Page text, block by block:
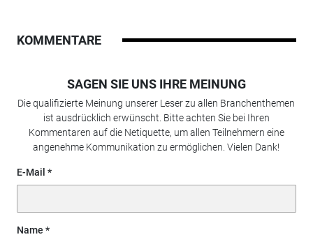
KOMMENTARE
SAGEN SIE UNS IHRE MEINUNG
Die qualifizierte Meinung unserer Leser zu allen Branchenthemen
ist ausdrücklich erwünscht. Bitte achten Sie bei Ihren
Kommentaren auf die Netiquette, um allen Teilnehmern eine
angenehme Kommunikation zu ermöglichen. Vielen Dank!
E-Mail
Name